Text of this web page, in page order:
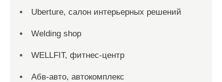
Uberture, салон интерьерных решений
Welding shop
WELLFIT, фитнес-центр
Абв-авто, автокомплекс